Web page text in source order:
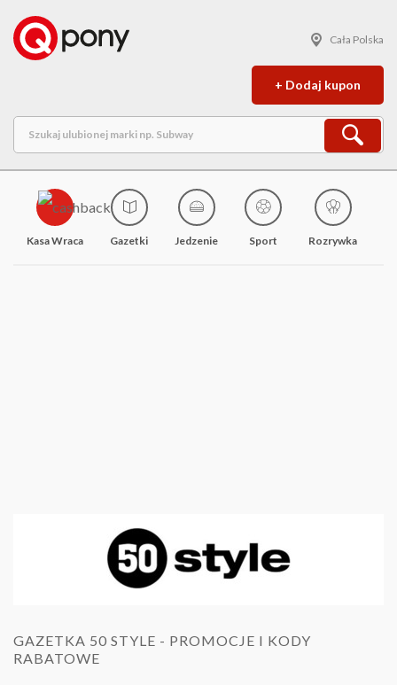
Cała Polska
+ Dodaj kupon
Kasa Wraca Gazetki Jedzenie Sport Rozrywka
GAZETKA 50 STYLE - PROMOCJE I KODY
RABATOWE